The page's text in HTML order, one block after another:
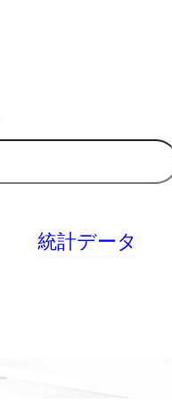
統計データ